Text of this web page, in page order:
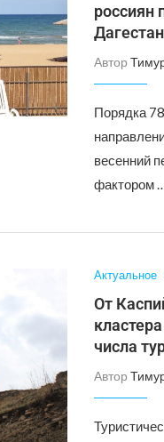
россиян
Автор
Порядка
весенний
фактором
Актуальное
От
числа
Автор